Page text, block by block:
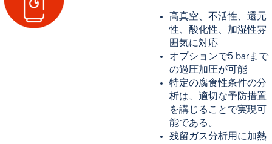
高真空、不活性、還元
性、酸化性、加湿性雰
囲気に対応
オプションで5 barまで
の過圧加圧が可能
特定の腐食性条件の分
析は、適切な予防措置
を講じることで実現可
能である。
残留ガス分析用に加熱